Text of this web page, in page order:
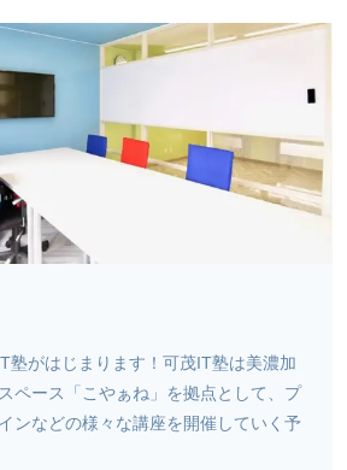
塾がはじまります！可茂IT塾は美濃加
ペース「こやぁね」を拠点として、プ
ンなどの様々な講座を開催していく予